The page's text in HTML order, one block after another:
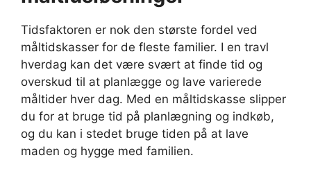
Tidsfaktoren er nok den største fordel ved
måltidskasser for de fleste familier. I en travl
hverdag kan det være svært at finde tid og
overskud til at planlægge og lave varierede
måltider hver dag. Med en måltidskasse slipper
du for at bruge tid på planlægning og indkøb,
og du kan i stedet bruge tiden på at lave
maden og hygge med familien.